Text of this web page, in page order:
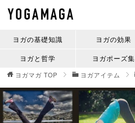
ヨガの基礎知識 ヨガの効果
ヨガと哲学
ヨガポーズ集
ヨガマガ TOP ヨガアイテム